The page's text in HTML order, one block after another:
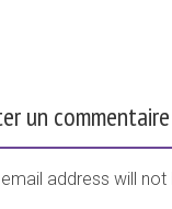
un commentaire
address will